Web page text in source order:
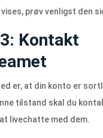
prøv venligst den
Kontakt
er, at din konto er
tilstand skal du
livechatte med dem.